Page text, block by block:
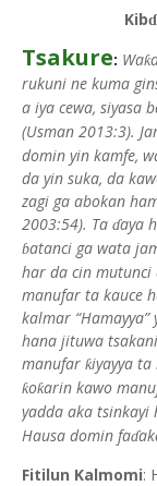
Kibɗ
Tsakure: Waƙ
rukuni ne kuma
a iya cewa, siyasa
(Usman 2013:3).
domin yin kamfe,
da yin suka, da
zagi ga abokan
2003:54). Ta ɗaya
ɓatanci ga wata
har da cin mutunci
manufar ta kauce
kalmar
hana jituwa
manufar ƙiyayya
ƙoƙarin kawo
yadda aka tsinkayi
Hausa domin faɗ
Fitilun Kalmomi: